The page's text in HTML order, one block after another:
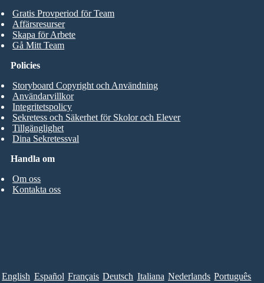
Gratis Provperiod för Team
Affärsresurser
Skapa för Arbete
Gå Mitt Team
Handla om
Om oss
Kontakta oss
Policies
Storyboard Copyright och Användning
Användarvillkor
Integritetspolicy
Sekretess och Säkerhet för Skolor och Elever
Tillgänglighet
Dina Sekretessval
English Español Français Deutsch Italiana Nederlands Português